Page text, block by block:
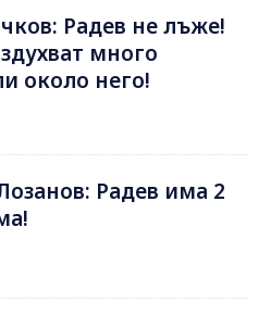
Радев не лъже!
много
около него!
Радев има 2